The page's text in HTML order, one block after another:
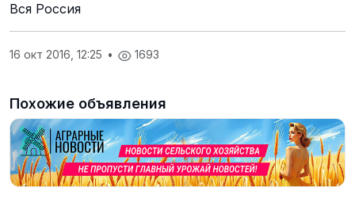
Вся Россия
16 окт 2016, 12:25 • 1693
Похожие объявления